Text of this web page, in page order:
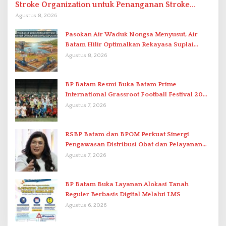
Stroke Organization untuk Penanganan Stroke
Berstandar Internasional
Agustus 8, 2026
Pasokan Air Waduk Nongsa Menyusut, Air
Batam Hilir Optimalkan Rekayasa Suplai
Antar-IPAM
Agustus 8, 2026
BP Batam Resmi Buka Batam Prime
International Grassroot Football Festival 2026
di Stadion Temenggung Abdul Jamal
Agustus 7, 2026
RSBP Batam dan BPOM Perkuat Sinergi
Pengawasan Distribusi Obat dan Pelayanan
Kefarmasian
Agustus 7, 2026
BP Batam Buka Layanan Alokasi Tanah
Reguler Berbasis Digital Melalui LMS
Agustus 6, 2026